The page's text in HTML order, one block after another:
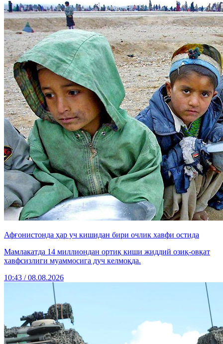
Афғонистонда ҳар уч кишидан бири очлик хавфи остида
Мамлакатда 14 миллиондан ортиқ киши жиддий озиқ-овқат
хавфсизлиги муаммосига дуч келмоқда.
10:43 / 08.08.2026